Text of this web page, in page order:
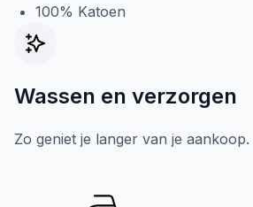
100% Katoen
Wassen en verzorgen
Zo geniet je langer van je aankoop.